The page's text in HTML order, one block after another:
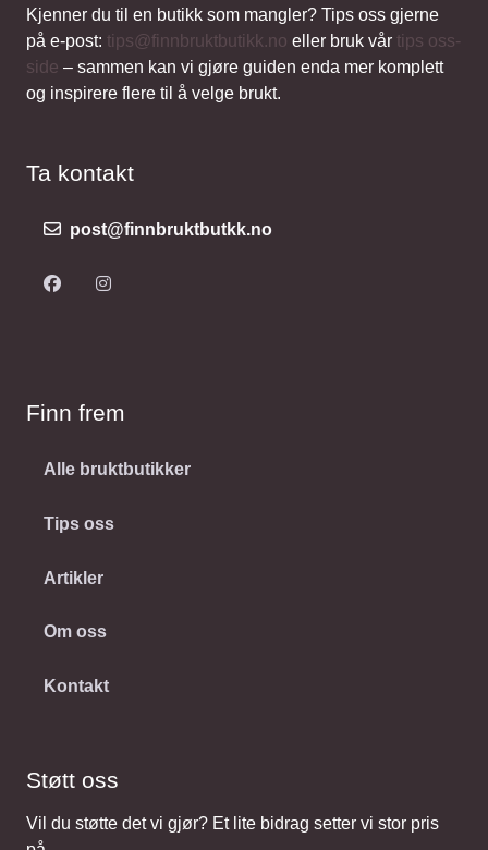
Kjenner du til en butikk som mangler? Tips oss gjerne
på e-post: tips@finnbruktbutikk.no eller bruk vår tips oss-
side – sammen kan vi gjøre guiden enda mer komplett
og inspirere flere til å velge brukt.
Ta kontakt
post@finnbruktbutkk.no
Finn frem
Alle bruktbutikker
Tips oss
Artikler
Om oss
Kontakt
Støtt oss
Vil du støtte det vi gjør? Et lite bidrag setter vi stor pris